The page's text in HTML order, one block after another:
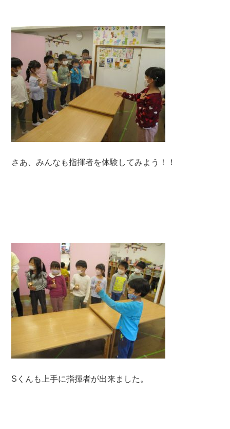
さあ、みんなも指揮者を体験してみよう！！
Sくんも上手に指揮者が出来ました。